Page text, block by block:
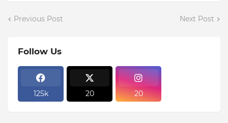
Previous Post Next Post
Follow Us
125k 20 20